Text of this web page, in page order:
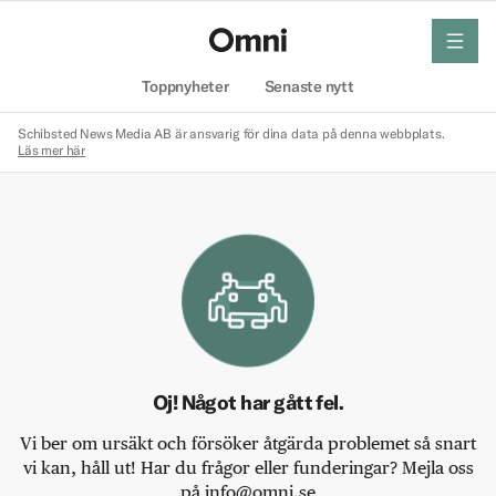
Toppnyheter Senaste nytt
meny
Schibsted News Media AB är ansvarig för dina data på denna webbplats.
Läs mer här
Oj! Något har gått fel.
Vi ber om ursäkt och försöker åtgärda problemet så snart
vi kan, håll ut! Har du frågor eller funderingar? Mejla oss